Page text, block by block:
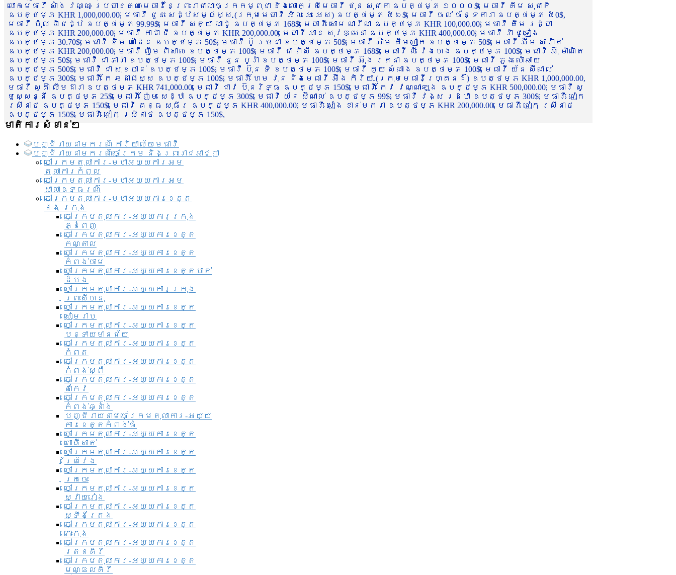
លោកមេធាវី សាំង វណ្ណៈ ប្រធានគណៈមេធាវីនៃព្រះរាជាណាចក្រកម្ពុជា និងលោកស្រីមេធាវី ថុន សុជាតា ឧបត្ថម្ភ ១០០០$, មេធាវី គីម សុជាតិ
ឧបត្ថម្ភ KHR 1,000,000.00, មេធាវី ជួន សេដ្ឋសម្ផស្ស (ក្រុមមេធាវី អិល អេ អេស) ឧបត្ថម្ភ ៥៦$, មេធាវី ចល់ ច័ន្ទតារា ឧបត្ថម្ភ ៥0$,
មេធាវី ប៉ុល ពិជេដ្ឋ ឧបត្ថម្ភ 99.99$, មេធាវី សត្យា ណាដូ ឧបត្ថម្ភ 168$, មេធាវី សោម ណារីណា ឧបត្ថម្ភ KHR 100,000.00, មេធាវី គឹម រដ្ធា
ឧបត្ថម្ភ KHR 200,000.00, មេធាវី កាដា ជី ឧបត្ថម្ភ KHR 200,000.00, មេធាវី អាន សុវឌ្ឍនា ឧបត្ថម្ភ KHR 400,000.00, មេធាវី វ៉ា ជូទៀង
ឧបត្ថម្ភ 30.70$, មេធាវី ខឹម ណាដែន ឧបត្ថម្ភ 50$, មេធាវី ប៊ូ រចនា ឧបត្ថម្ភ 50$, មេធាវី អ៊ាម គឹមហៀក ឧបត្ថម្ភ 50$, មេធាវី អ៊ឹម សារ៉ាត់
ឧបត្ថម្ភ KHR 200,000.00, មេធាវី ញឹម ពិសាល ឧបត្ថម្ភ 100$, មេធាវី ជា ពិសី ឧបត្ថម្ភ 168$, មេធាវី លី វ៉េងហេង ឧបត្ថម្ភ 100$, មេធាវី អ៊ុំ ម៉ាណិត
ឧបត្ថម្ភ 50$, មេធាវី ជា ភារ៉ា ឧបត្ថម្ភ 100$, មេធាវី នួន បូរ៉ា ឧបត្ថម្ភ 100$, មេធាវី អ៊ុង រតនា ឧបត្ថម្ភ 100$, មេធាវី ភួង ប៉ោឆាយ
ឧបត្ថម្ភ 500$, មេធាវី ជា សុខចាន់ ឧបត្ថម្ភ 100$, មេធាវី ប៊ុន ទី ឧបត្ថម្ភ 100$, មេធាវី គួយ សំណាង ឧបត្ថម្ភ 100$, មេធាវី យ័ន ស៊ីណាល់
ឧបត្ថម្ភ 300$, មេធាវី កែ ឆដាផស្ស ឧបត្ថម្ភ 100$, មេធាវី ហែម វុន និងមេធាវី អ៊ឹង កិរិយា (ក្រុមមេធាវីហ្គ្រេនដ៏) ឧបត្ថម្ភ KHR 1,000,000.00,
មេធាវី សួគ៌ា លឹមដារា ឧបត្ថម្ភ KHR 741,000.00, មេធាវី ជាវ ប៊ុនរិទ្ធ ឧបត្ថម្ភ 150$, មេធាវី កែវ វណ្ណាឡុង ឧបត្ថម្ភ KHR 500,000.00, មេធាវី សូ
មូសេ្សន្នី ឧបត្ថម្ភ 25$, មេធាវី ញ៉ែម សេដ្ឋា ឧបត្ថម្ភ 300$, មេធាវី យ័ន ស៊ីណាល់ ឧបត្ថម្ភ 99$, មេធាវី វង្ស រដ្ឋា ឧបត្ថម្ភ 300$, មេធាវី ជៀក
ស្រីនាថ ឧបត្ថម្ភ 150$, មេធាវី គន្ធ សុធីរ ឧបត្ថម្ភ KHR 400,000.00, មេធាវី សៀង ខាន់មករា ឧបត្ថម្ភ KHR 200,000.00, មេធាវី ជៀក ស្រីនាថ
ឧបត្ថម្ភ 150$, មេធាវី ជៀក ស្រីនាថ ឧបត្ថម្ភ 150$,
មាតិការសំខាន់ៗ
បញ្ជី​រាយ​នាមករណ៍ ការិយាល័យ​មេធាវី​
បញ្ជី​រាយ​នាមករណ៍​ចៅក្រម និងព្រះរាជអាជ្ញា
ចៅក្រមតុលាការ-មហាអយ្យការអម
តុលាការកំពូល
ចៅក្រមតុលាការ-មហាអយ្យការអម
សាលាឧទ្ធរណ៏
ចៅក្រមតុលាការ-មហាអយ្យការខេត្ត
និង ក្រុង
ចៅក្រមតុលាការ-អយ្យការក្រុង
ភ្នំពេញ
ចៅក្រមតុលាការ-អយ្យការខេត្ត
កណ្តាល
ចៅក្រមតុលាការ-អយ្យការខេត្ត
កំពង់ចាម
ចៅក្រមតុលាការ-អយ្យការខេត្តបាត់
ដំបង
ចៅក្រមតុលាការ-អយ្យការ​ក្រុង
ព្រះសីហនុ
ចៅក្រមតុលាការ-អយ្យការខេត្ត
សៀមរាប
ចៅក្រមតុលាការ-អយ្យការខេត្ត
បន្ទាយមានជ័យ
ចៅក្រមតុលាការ-អយ្យការខេត្ត
កំពត
ចៅក្រមតុលាការ-អយ្យការខេត្ត
កំពង់ស្ពឺ
ចៅក្រមតុលាការ-អយ្យការខេត្ត
តាកែវ
ចៅក្រមតុលាការ-អយ្យការខេត្ត
កំពង់ឆ្នាំង
បញ្ជីរាយនាមចៅក្រមតុលាការ-អយ្យ
ការខេត្តកំពង់ធំ
ចៅក្រមតុលាការ-អយ្យការខេត្ត
ពោធិ៍សាត់
ចៅក្រមតុលាការ-អយ្យការខេត្ត
ព្រៃវែង
ចៅក្រមតុលាការ-អយ្យការខេត្ត
ក្រចេះ
ចៅក្រមតុលាការ-អយ្យការខេត្ត
ស្វាយរៀង
ចៅក្រមតុលាការ-អយ្យការខេត្ត
ស្ទឹងត្រែង
ចៅក្រមតុលាការ-អយ្យការខេត្ត
កោះកុង
ចៅក្រមតុលាការ-អយ្យការខេត្ត
រតនគិរី
ចៅក្រមតុលាការ-អយ្យការខេត្ត
មណ្ឌលគិរី